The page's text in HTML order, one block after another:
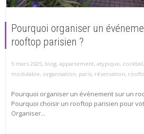
Pourquoi organiser un
rooftop parisien ?
5 mars 2025, blog, appartement, atypique, cocktail,
modulable, organisation, paris, réservation,
Pourquoi organiser un événement sur un
Pourquoi choisir un rooftop parisien pour
Organiser...